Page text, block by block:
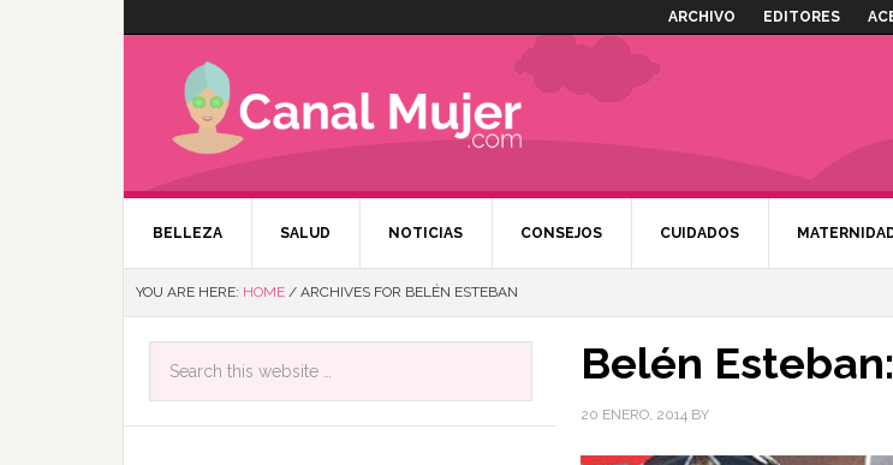
ARCHIVO EDITORES
BELLEZA SALUD NOTICIAS CONSEJOS CUIDADOS
YOU ARE HERE: HOME / ARCHIVES FOR BELÉN ESTEBAN
Belén
20 ENERO, 2014 BY